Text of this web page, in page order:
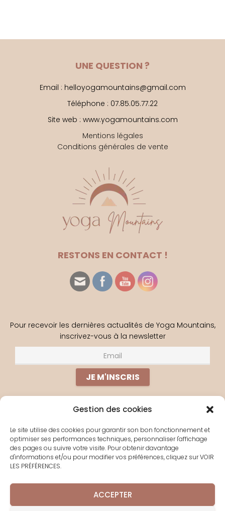
Gestion des cookies
Le site utilise des cookies pour garantir son bon fonctionnement et
optimiser ses performances techniques, personnaliser l'affichage
des pages ou suivre votre visite. Pour obtenir davantage
d'informations et/ou pour modifier vos préférences, cliquez sur VOIR
LES PRÉFÉRENCES.
ACCEPTER
UNE QUESTION ?
Email : helloyogamountains@gmail.com
Téléphone : 07.85.05.77.22
Site web : www.yogamountains.com
Mentions légales
Conditions générales de vente
RESTONS EN CONTACT !
Pour recevoir les dernières actualités de Yoga Mountains,
inscrivez-vous à la newsletter
À PROPOS
YOGA EN LIGNE